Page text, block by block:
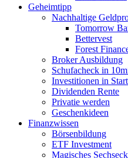
Geheimtipp
Nachhaltige
Tomorrow
Bettervest
Forest
Broker Ausbildung
Schufacheck in
Investitionen in
Dividenden Rente
Privatie werden
Geschenkideen
Finanzwissen
Börsenbildung
ETF Investment
Magisches Sechseck